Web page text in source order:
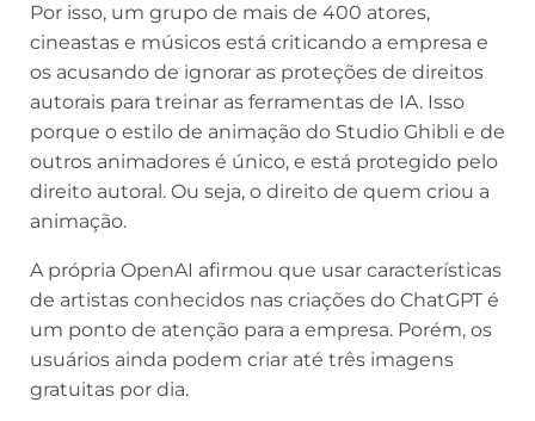
Por isso, um grupo de mais de 400 atores,
cineastas e músicos está criticando a empresa e
os acusando de ignorar as proteções de direitos
autorais para treinar as ferramentas de IA. Isso
porque o estilo de animação do Studio Ghibli e de
outros animadores é único, e está protegido pelo
direito autoral. Ou seja, o direito de quem criou a
animação.
A própria OpenAI afirmou que usar características
de artistas conhecidos nas criações do ChatGPT é
um ponto de atenção para a empresa. Porém, os
usuários ainda podem criar até três imagens
gratuitas por dia.